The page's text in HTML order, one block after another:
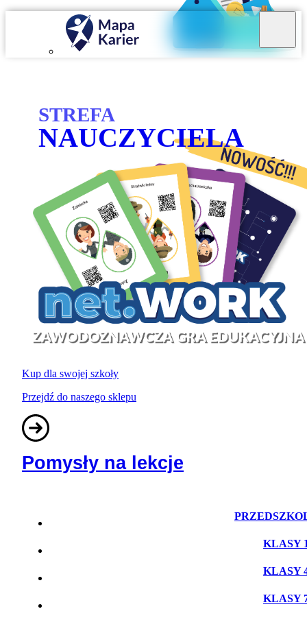
STREFA
NAUCZYCIELA
Kup dla swojej szkoły
Przejdź do naszego sklepu
Pomysły na lekcje
KLASY
KLASY
KLASY